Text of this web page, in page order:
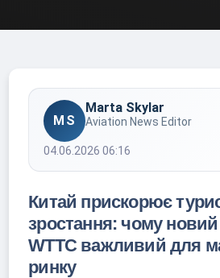
MS
Marta Skylar
Aviation News Editor
04.06.2026 06:16
Китай прискорює
зростання: чому новий
WTTC важливий для
ринку